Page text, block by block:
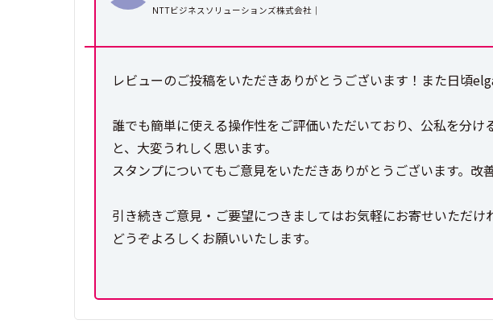
NTTビジネスソリューションズ株式会社｜
レビューのご投稿をいただきありがとうございます！また日頃
誰でも簡単に使える操作性をご評価いただいており、公私を分
と、大変うれしく思います。
スタンプについてもご意見をいただきありがとうございます。改
引き続きご意見・ご要望につきましてはお気軽にお寄せいただけ
どうぞよろしくお願いいたします。